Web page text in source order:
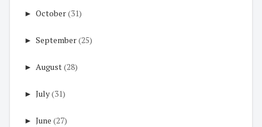
► October(31)
► September(25)
► August(28)
► July(31)
► June (27)